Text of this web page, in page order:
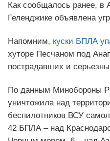
Как сообщалось ранее, в
Геленджике объявлена
Напомним, куски БПЛА
хуторе Песчаном под
пострадавших и
По данным Минобороны
уничтожила над
беспилотников ВСУ
42 БПЛА – над